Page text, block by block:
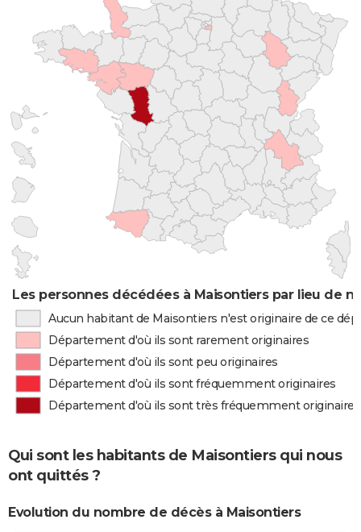
Les personnes décédées à Maisontiers par lieu de
Aucun habitant de Maisontiers n'est originaire de ce
Département d'où ils sont rarement originaires
Département d'où ils sont peu originaires
Département d'où ils sont fréquemment originaires
Département d'où ils sont très fréquemment originaires
Qui sont les habitants de Maisontiers qui nous
ont quittés ?
Evolution du nombre de décès à Maisontiers